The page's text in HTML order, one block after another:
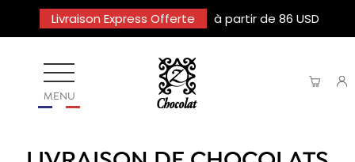
Livraison Express Offerte à partir de 86 USD
MENU